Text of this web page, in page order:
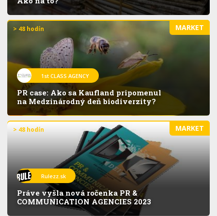
MARKET
> 48 hodín
1st CLASS AGENCY
PR case: Ako sa Kaufland pripomenul
na Medzinárodný deň biodiverzity?
MARKET
> 48 hodín
Rulezz.sk
Práve vyšla nová ročenka PR &
COMMUNICATION AGENCIES 2023